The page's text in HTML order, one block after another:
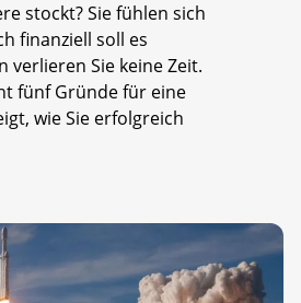
stockt? Sie fühlen sich
finanziell soll es
verlieren Sie keine Zeit.
fünf Gründe für eine
wie Sie erfolgreich